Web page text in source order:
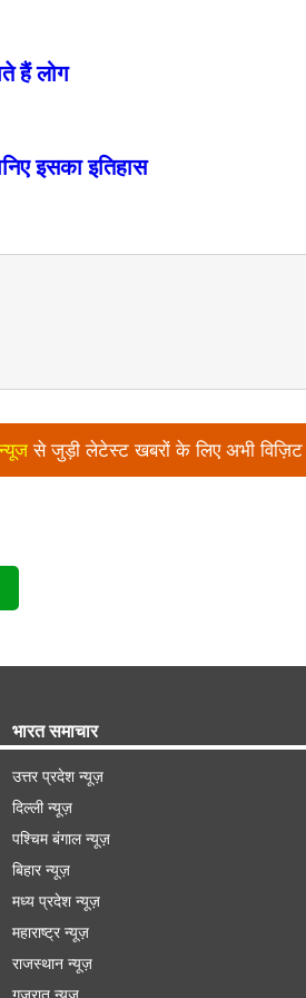
हैं लोग
इसका इतिहास
से जुड़ी लेटेस्ट खबरों के लिए अभी
भारत समाचार
उत्तर प्रदेश न्यूज़
दिल्ली न्यूज़
पश्चिम बंगाल न्यूज़
बिहार न्यूज़
मध्य प्रदेश न्यूज़
महाराष्ट्र न्यूज़
राजस्थान न्यूज़